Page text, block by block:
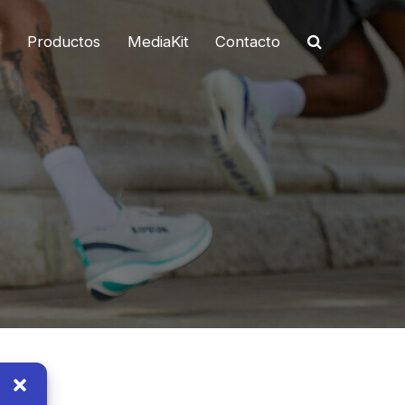
Productos MediaKit Contacto